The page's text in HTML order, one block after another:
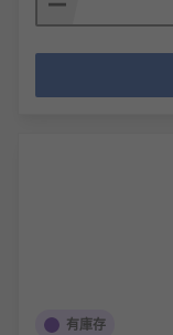
有庫存